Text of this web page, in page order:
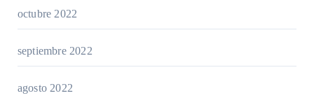
octubre 2022
septiembre 2022
agosto 2022